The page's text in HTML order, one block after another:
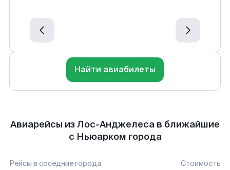
Найти авиабилеты
Авиарейсы из Лос-Анджелеса в ближайшие
с Ньюарком города
Рейсы в соседние города Стоимость